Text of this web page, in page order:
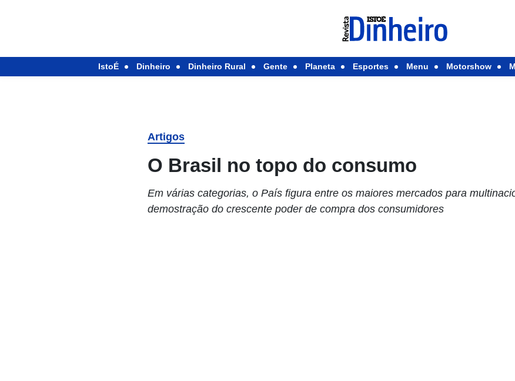
IstoÉ Dinheiro Dinheiro Rural Gente Planeta Esportes Menu Motorshow
Artigos
O Brasil no topo do consumo
Em várias categorias, o País figura entre os maiores mercados para
demostração do crescente poder de compra dos consumidores